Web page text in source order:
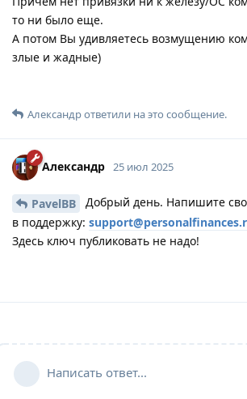
то ни было еще.
А потом Вы удивляетесь возмущению
злые и жадные)
Александрответили на это сообщение.
Александр 25 июл 2025
PavelBB
Добрый день. Напишите
в поддержку:
Здесь ключ публиковать не надо!
Написать ответ...